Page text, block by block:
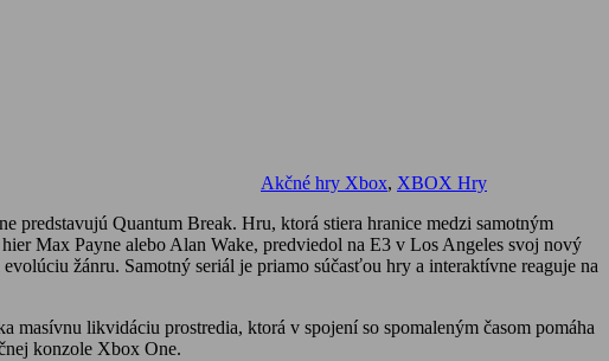
Akčné hry Xbox, XBOX Hry
Quantum Break. Hru, ktorá stiera hranice medzi samotným
Max Payne alebo Alan Wake, predviedol na E3 v Los Angeles svoj nový
žánru. Samotný seriál je priamo súčasťou hry a interaktívne reaguje na
masívnu likvidáciu prostredia, ktorá v spojení so spomaleným časom pomáha
konzole Xbox One.